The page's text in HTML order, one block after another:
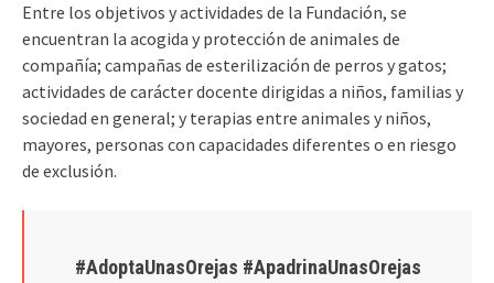
Entre los objetivos y actividades de la Fundación, se
encuentran la acogida y protección de animales de
compañía; campañas de esterilización de perros y gatos;
actividades de carácter docente dirigidas a niños, familias y
sociedad en general; y terapias entre animales y niños,
mayores, personas con capacidades diferentes o en riesgo
de exclusión.
#AdoptaUnasOrejas #ApadrinaUnasOrejas